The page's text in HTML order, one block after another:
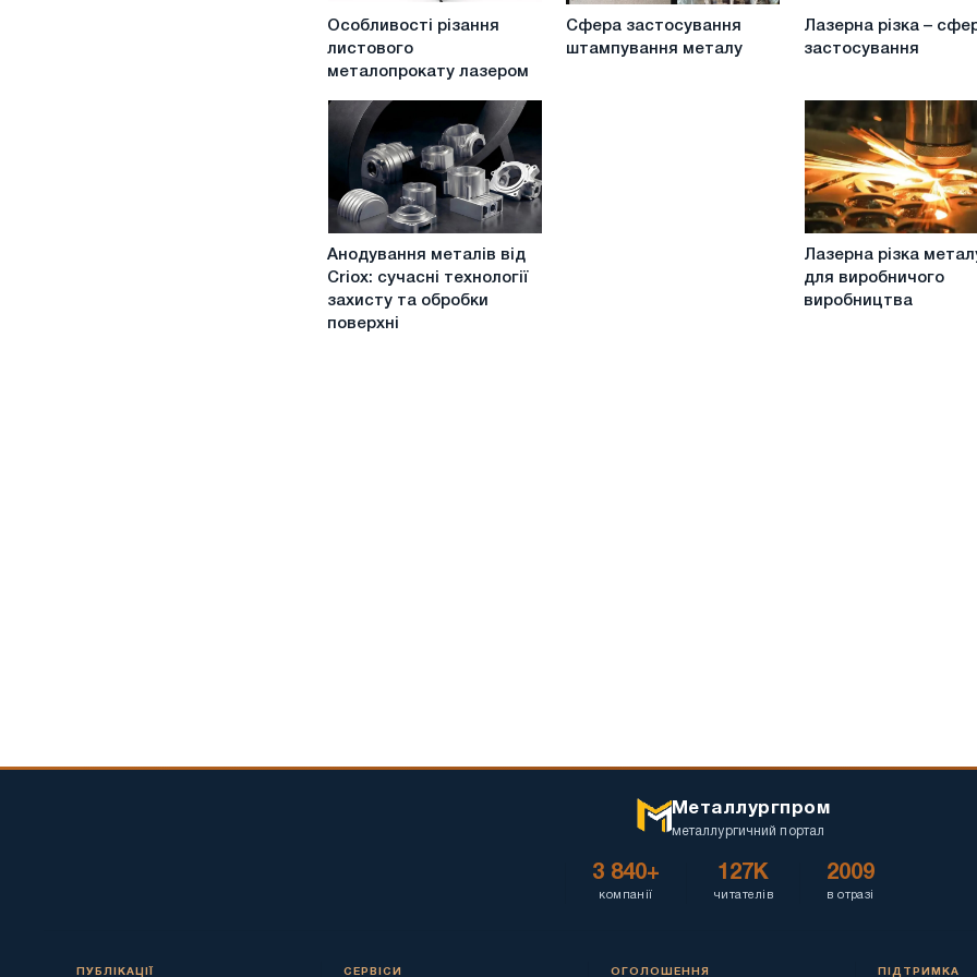
Особливості
металопрокату
лазером
Особливості різання
листового
металопрокату лазером
Сфера
застосування
штампування
Сфера застосування
штампування металу
Лазерна
застосування
Лазерна різка –
застосування
Анодування
металів
сучасні
Анодування металів від
Criox: сучасні технології
захисту та обробки
поверхні
Лазерна
металу
для
Лазерна різка
для виробничого
виробництва
Металлургпром
металлургичний портал
3 840+
компанії
127K
читателів
2009
в отразі
ПУБЛІКАЦІЇ СЕРВІСИ ОГОЛОШЕННЯ ПІДТРИМКА